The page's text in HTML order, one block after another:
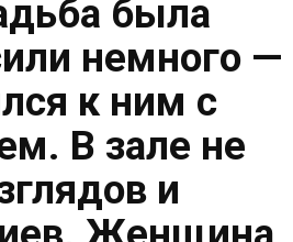
была
немного —
к ним с
В зале не
и